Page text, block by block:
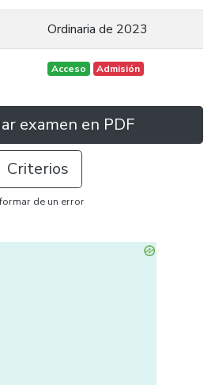
Ordinaria de 2023
Acceso Admisión
examen en PDF
Criterios
de un error